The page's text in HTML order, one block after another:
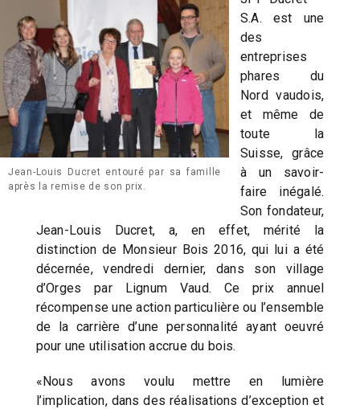
Jean-Louis Ducret entouré par sa famille
après la remise de son prix.
S.A. est une
des
entreprises
phares du
Nord vaudois,
et même de
toute la
Suisse, grâce
à un savoir-
faire inégalé.
Son fondateur,
Jean-Louis Ducret, a, en effet, mérité la
distinction de Monsieur Bois 2016, qui lui a été
décernée, vendredi dernier, dans son village
d’Orges par Lignum Vaud. Ce prix annuel
récompense une action particulière ou l’ensemble
de la carrière d’une personnalité ayant oeuvré
pour une utilisation accrue du bois.
«Nous avons voulu mettre en lumière
l’implication, dans des réalisations d’exception et